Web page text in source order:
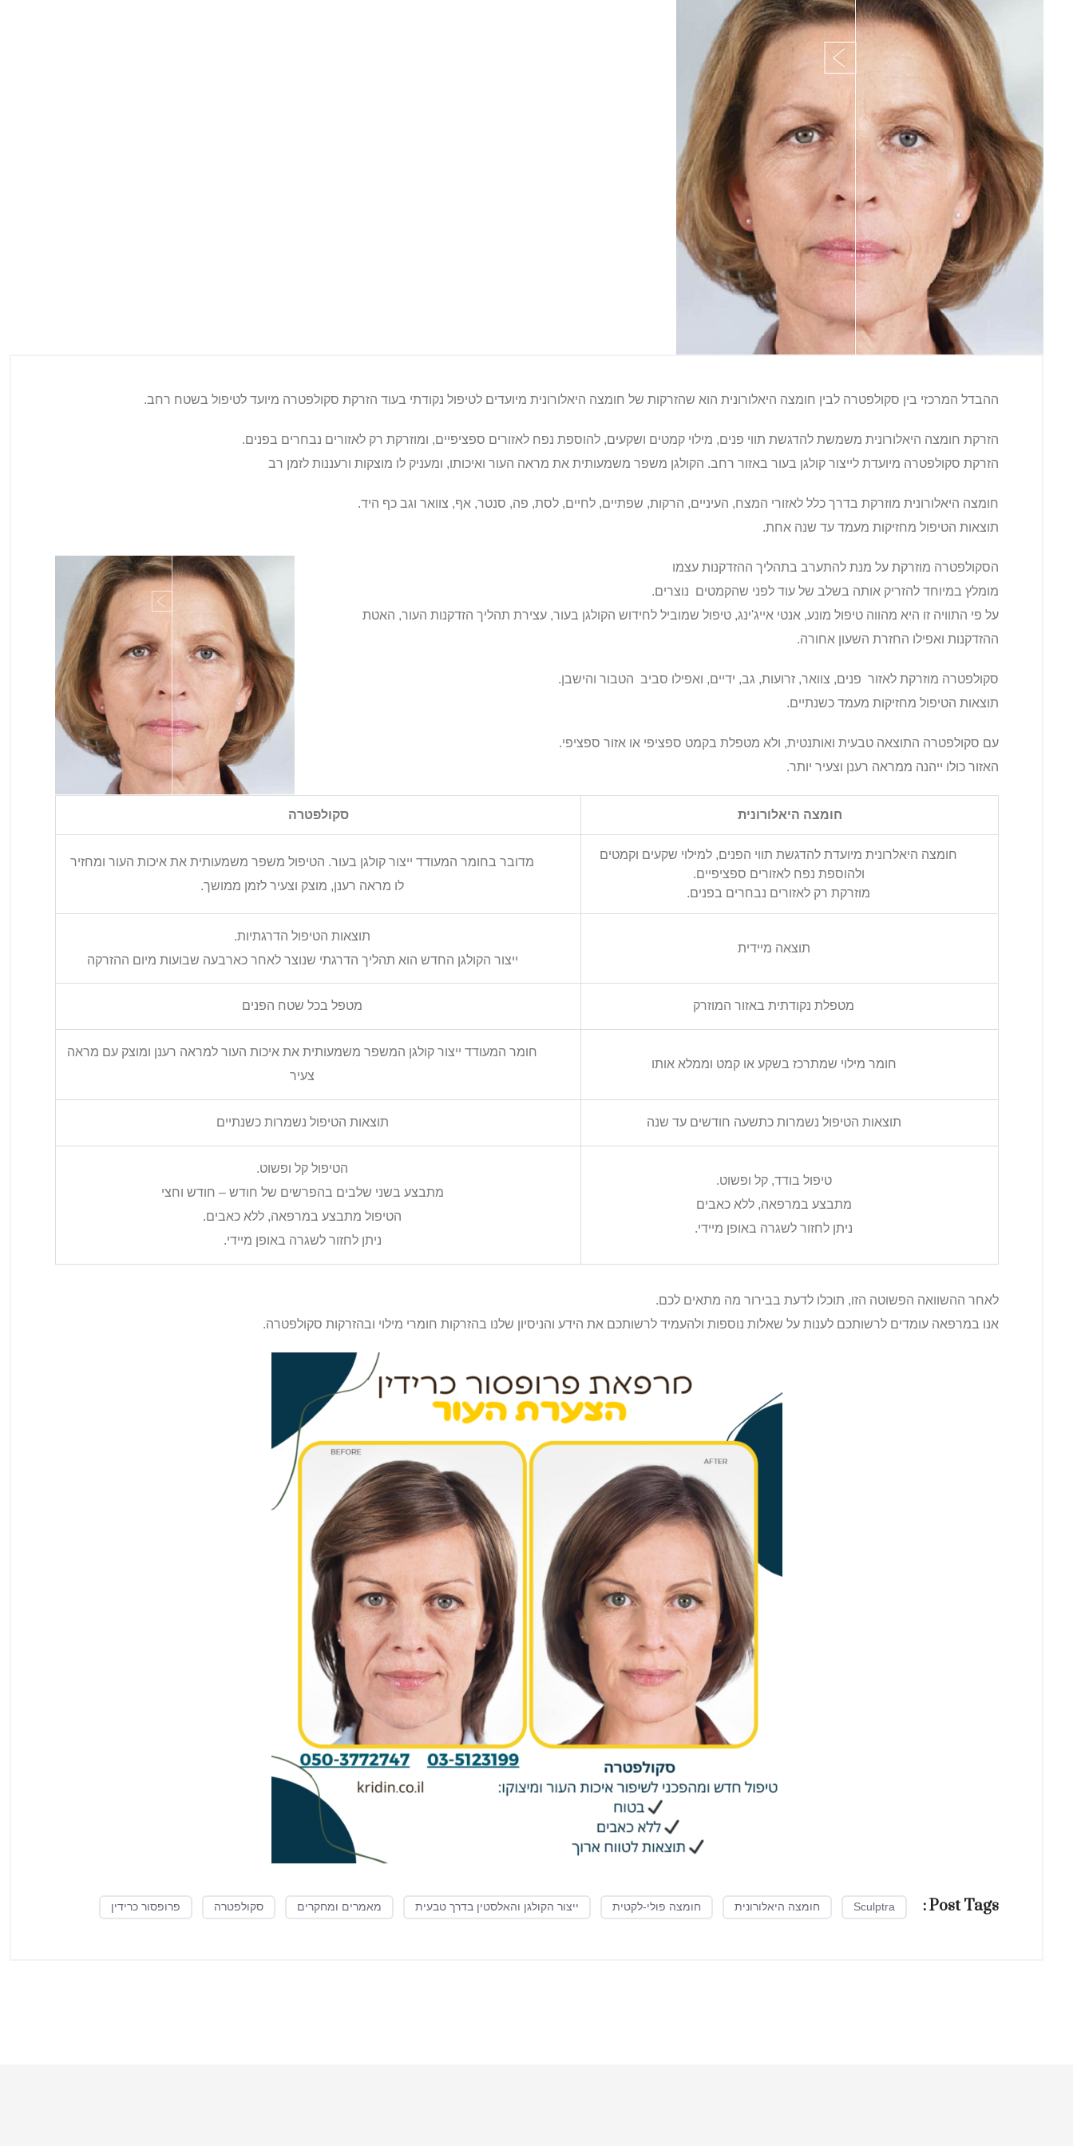
ההבדל המרכזי בין סקולפטרה לבין חומצה היאלורונית הוא שהזרקות של חומצה היאלורונית מיועדים לטיפול נקודתי בעוד הזרקת סקולפטרה מיועד לטיפול בשטח רחב.
הזרקת חומצה היאלורונית משמשת להדגשת תווי פנים, מילוי קמטים ושקעים, להוספת נפח לאזורים ספציפיים, ומוזרקת רק לאזורים נבחרים בפנים.
הזרקת סקולפטרה מיועדת לייצור קולגן בעור באזור רחב. הקולגן משפר משמעותית את מראה העור ואיכותו, ומעניק לו מוצקות ורעננות לזמן רב
חומצה היאלורונית מוזרקת בדרך כלל לאזורי המצח, העיניים, הרקות, שפתיים, לחיים, לסת, פה, סנטר, אף, צוואר וגב כף היד.
תוצאות הטיפול מחזיקות מעמד עד שנה אחת.
הסקולפטרה מוזרקת על מנת להתערב בתהליך ההזדקנות עצמו
מומלץ במיוחד להזריק אותה בשלב של עוד לפני שהקמטים נוצרים.
על פי התוויה זו היא מהווה טיפול מונע, אנטי אייג'ינג, טיפול שמוביל לחידוש הקולגן בעור, עצירת תהליך הזדקנות העור, האטת
ההזדקנות ואפילו החזרת השעון אחורה.
סקולפטרה מוזרקת לאזור פנים, צוואר, זרועות, גב, ידיים, ואפילו סביב הטבור והישבן.
תוצאות הטיפול מחזיקות מעמד כשנתיים.
עם סקולפטרה התוצאה טבעית ואותנטית, ולא מטפלת בקמט ספציפי או אזור ספציפי.
האזור כולו ייהנה ממראה רענן וצעיר יותר.
חומצה היאלורונית סקולפטרה
חומצה היאלרונית מיועדת להדגשת תווי הפנים, למילוי שקעים וקמטים
ולהוספת נפח לאזורים ספציפיים.
מוזרקת רק לאזורים נבחרים בפנים.
מדובר בחומר המעודד ייצור קולגן בעור. הטיפול משפר משמעותית את איכות העור ומחזיר
לו מראה רענן, מוצק וצעיר לזמן ממושך.
תוצאה מיידית
תוצאות הטיפול הדרגתיות.
ייצור הקולגן החדש הוא תהליך הדרגתי שנוצר לאחר כארבעה שבועות מיום ההזרקה
מטפלת נקודתית באזור המוזרק מטפל בכל שטח הפנים
חומר מילוי שמתרכז בשקע או קמט וממלא אותו
חומר המעודד ייצור קולגן המשפר משמעותית את איכות העור למראה רענן ומוצק עם מראה
צעיר
תוצאות הטיפול נשמרות כתשעה חודשים עד שנה תוצאות הטיפול נשמרות כשנתיים
טיפול בודד, קל ופשוט.
מתבצע במרפאה, ללא כאבים
ניתן לחזור לשגרה באופן מיידי.
הטיפול קל ופשוט.
מתבצע בשני שלבים בהפרשים של חודש – חודש וחצי
הטיפול מתבצע במרפאה, ללא כאבים.
ניתן לחזור לשגרה באופן מיידי.
לאחר ההשוואה הפשוטה הזו, תוכלו לדעת בבירור מה מתאים לכם.
אנו במרפאה עומדים לרשותכם לענות על שאלות נוספות ולהעמיד לרשותכם את הידע והניסיון שלנו בהזרקות חומרי מילוי ובהזרקות סקולפטרה.
Post Tags :
Sculptra חומצה היאלורונית חומצה פולי-לקטית ייצור הקולגן והאלסטין בדרך טבעית מאמרים ומחקרים סקולפטרה פרופסור כרידין